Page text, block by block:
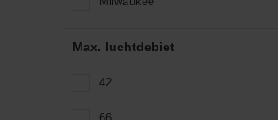
Max. luchtdebiet
42